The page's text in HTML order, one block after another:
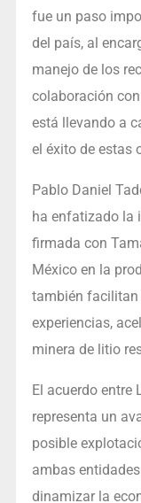
fue un paso
del país, al
manejo de los
colaboración
está llevando a
el éxito de estas
Pablo Daniel
ha enfatizado la
firmada con
México en la
también facilitan
experiencias,
minera de litio
El acuerdo
representa un
posible
ambas
dinamizar la